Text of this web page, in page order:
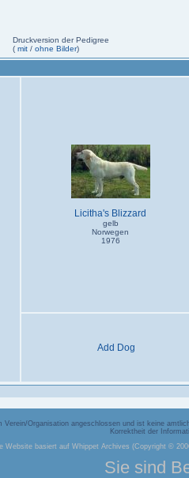
Druckversion der Pedigree
( mit / ohne Bilder)
Licitha's Blizzard
gelb
Norwegen
1976
Add Dog
Verein/Organisation angeschlossen und ist keine
Korrektheit der
Website basiert auf Whippet Archives (Copyright ©
Sie sind